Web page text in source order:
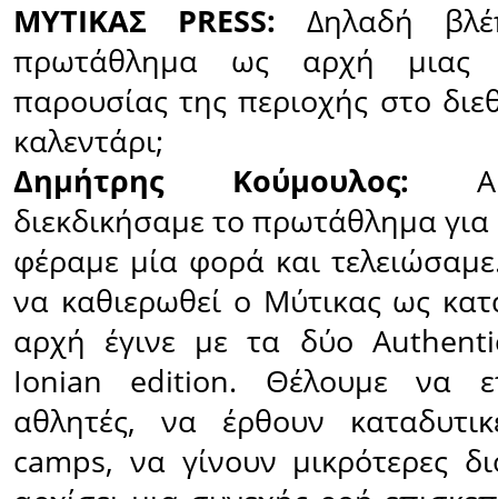
ΜΥΤΙΚΑΣ PRESS: Δηλαδή
πρωτάθλημα ως αρχή μιας
παρουσίας της περιοχής στο
καλεντάρι;
Δημήτρης Κούμουλος:
διεκδικήσαμε το πρωτάθλημα
φέραμε µία φορά και
να καθιερωθεί ο Μύτικας ως
αρχή έγινε µε τα δύο
Ionian edition. Θέλουμε να
αθλητές, να έρθουν
camps, να γίνουν μικρότερες